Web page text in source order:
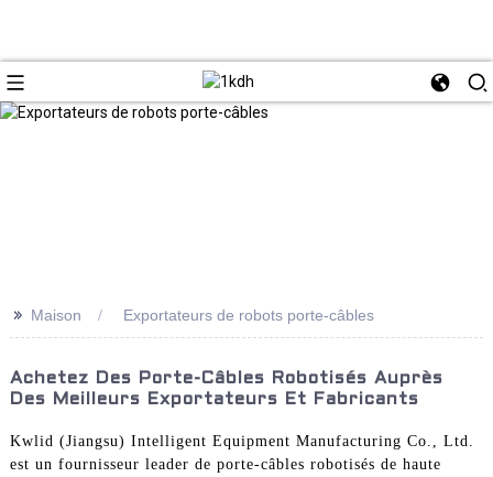
>> Maison Exportateurs de robots porte-câbles
Achetez Des Porte-Câbles Robotisés Auprès
Des Meilleurs Exportateurs Et Fabricants
Kwlid (Jiangsu) Intelligent Equipment Manufacturing Co., Ltd.
est un fournisseur leader de porte-câbles robotisés de haute